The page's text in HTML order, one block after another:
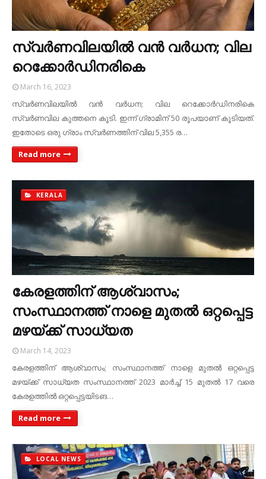
സ്വർണവിലയിൽ വൻ വർധന; വില
റെക്കോർഡിനരികെ
March 16, 2023
സ്വർണവിലയിൽ വൻ വർധന; വില റെക്കോർഡിനരികെ
സ്വർണവില കുത്തനെ കൂടി. ഇന്ന് ഗ്രാമിന് 50 രൂപയാണ് കൂടിയത്.
ഇതോടെ ഒരു ഗ്രാം സ്വർണത്തിന് വില 5,355 ര…
Read more
KERALA
കേരളത്തിന് ആശ്വാസം;
സംസ്ഥാനത്ത് നാളെ മുതല്‍ ഒറ്റപ്പെട്ട
മഴയ്ക്ക് സാധ്യത
March 14, 2023
കേരളത്തിന് ആശ്വാസം; സംസ്ഥാനത്ത് നാളെ മുതല്‍ ഒറ്റപ്പെട്ട
മഴയ്ക്ക് സാധ്യത സംസ്ഥാനത്ത് 2023 മാർച്ച് 15 മുതൽ 17 വരെ
കേരളത്തിൽ ഒറ്റപ്പെട്ടയിടങ…
Read more
LOCAL NEWS